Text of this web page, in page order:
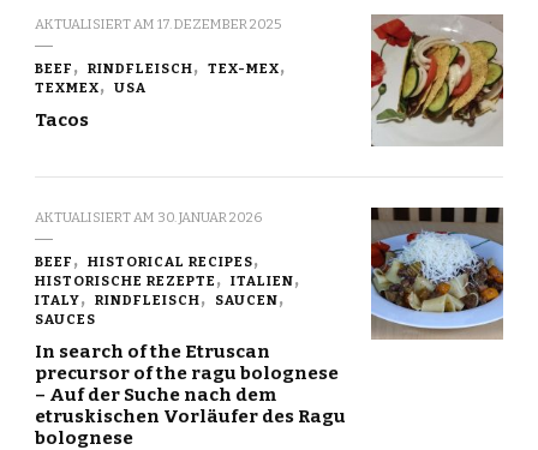
AKTUALISIERT AM 17. DEZEMBER 2025
BEEF RINDFLEISCH
TEX-MEX
TEXMEX
USA
Tacos
AKTUALISIERT AM 30. JANUAR 2026
BEEF
HISTORICAL RECIPES
HISTORISCHE REZEPTE
ITALIEN
ITALY
RINDFLEISCH
SAUCEN
SAUCES
In search of the Etruscan
precursor of the ragu bolognese
– Auf der Suche nach dem
etruskischen Vorläufer des Ragu
bolognese